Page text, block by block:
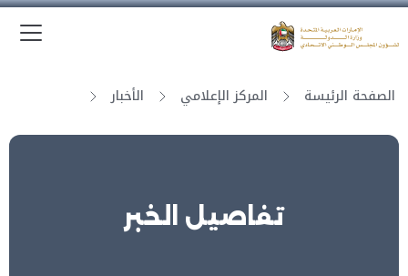
الصفحة الرئيسة المركز الإعلامي الأخبار
تفاصيل الخبر